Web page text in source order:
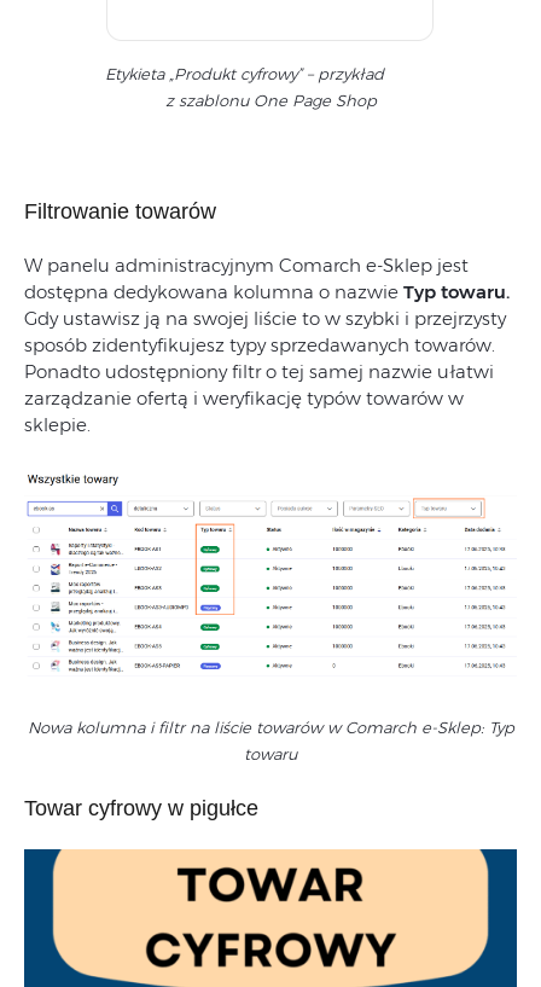
Etykieta „Produkt cyfrowy” – przykład
z szablonu One Page Shop
Filtrowanie towarów
W panelu administracyjnym Comarch e-Sklep jest
dostępna dedykowana kolumna o nazwie Typ towaru.
Gdy ustawisz ją na swojej liście to w szybki i przejrzysty
sposób zidentyfikujesz typy sprzedawanych towarów.
Ponadto udostępniony filtr o tej samej nazwie ułatwi
zarządzanie ofertą i weryfikację typów towarów w
sklepie.
Nowa kolumna i filtr na liście towarów w Comarch e-Sklep: Typ
towaru
Towar cyfrowy w pigułce